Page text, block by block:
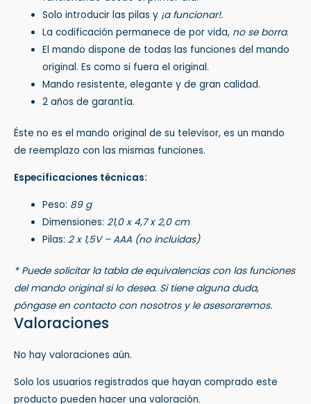
Solo introducir las pilas y ¡a funcionar!.
La codificación permanece de por vida, no se borra.
El mando dispone de todas las funciones del mando
original. Es como si fuera el original.
Mando resistente, elegante y de gran calidad.
2 años de garantía.
Éste no es el mando original de su televisor, es un mando
de reemplazo con las mismas funciones.
Especificaciones técnicas:
Peso: 89 g
Dimensiones:21,0 x 4,7 x 2,0 cm
Pilas:2 x 1,5V – AAA (no incluidas)
* Puede solicitar la tabla de equivalencias con las funciones
del mando original si lo desea. Si tiene alguna duda,
póngase en contacto con nosotros y le asesoraremos.
Valoraciones
No hay valoraciones aún.
Solo los usuarios registrados que hayan comprado este
producto pueden hacer una valoración.